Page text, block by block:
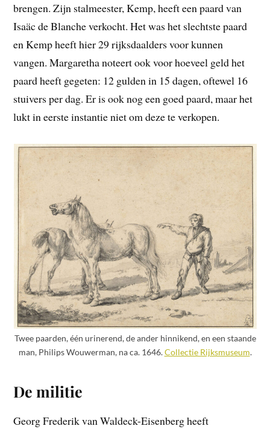
brengen. Zijn stalmeester, Kemp, heeft een paard van
Isaäc de Blanche verkocht. Het was het slechtste paard
en Kemp heeft hier 29 rijksdaalders voor kunnen
vangen. Margaretha noteert ook voor hoeveel geld het
paard heeft gegeten: 12 gulden in 15 dagen, oftewel 16
stuivers per dag. Er is ook nog een goed paard, maar het
lukt in eerste instantie niet om deze te verkopen.
Twee paarden, één urinerend, de ander hinnikend, en een staande
man, Philips Wouwerman, na ca. 1646.Collectie Rijksmuseum.
De militie
Georg Frederik van Waldeck-Eisenberg heeft